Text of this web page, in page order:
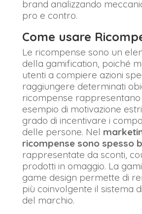
brand analizzando
pro e contro.
Come usare
Le ricompense sono un
della gamification, poiché
utenti a compiere azioni
raggiungere determinati
ricompense
esempio di motivazione
grado di incentivare i
delle persone. Nel
ricompense sono spesso
rappresentate da sconti,
prodotti in omaggio. La
game design permette di
più coinvolgente il sistema
del marchio.